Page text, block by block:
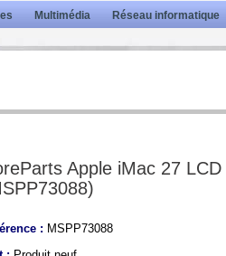
Multimédia Réseau informatique
Apple iMac 27 LCD
: MSPP73088